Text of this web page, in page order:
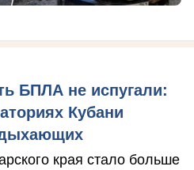
БПЛА не испугали:
Кубани
края стало больше